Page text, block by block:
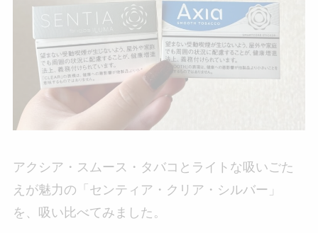
アクシア・スムース・タバコとライトな吸いごた
えが魅力の「センティア・クリア・シルバー」
を、吸い比べてみました。